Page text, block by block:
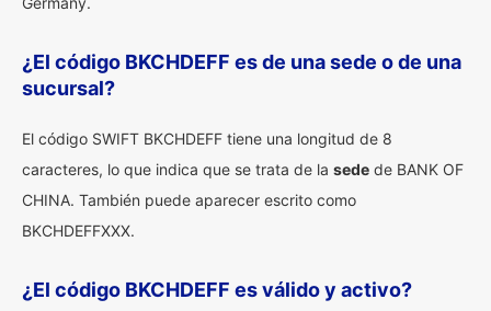
¿El código BKCHDEFF es de una sede o de una
sucursal?
El código SWIFT BKCHDEFF tiene una longitud de 8
caracteres, lo que indica que se trata de la sede de BANK OF
CHINA. También puede aparecer escrito como
BKCHDEFFXXX.
¿El código BKCHDEFF es válido y activo?